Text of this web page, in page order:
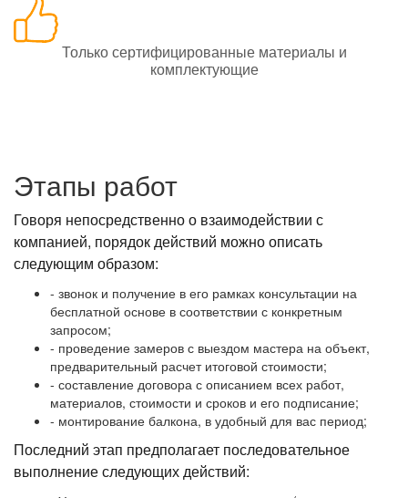
Только сертифицированные материалы и
комплектующие
Этапы работ
Говоря непосредственно о взаимодействии с
компанией, порядок действий можно описать
следующим образом:
- звонок и получение в его рамках консультации на
бесплатной основе в соответствии с конкретным
запросом;
- проведение замеров с выездом мастера на объект,
предварительный расчет итоговой стоимости;
- составление договора с описанием всех работ,
материалов, стоимости и сроков и его подписание;
- монтирование балкона, в удобный для вас период;
Последний этап предполагает последовательное
выполнение следующих действий: